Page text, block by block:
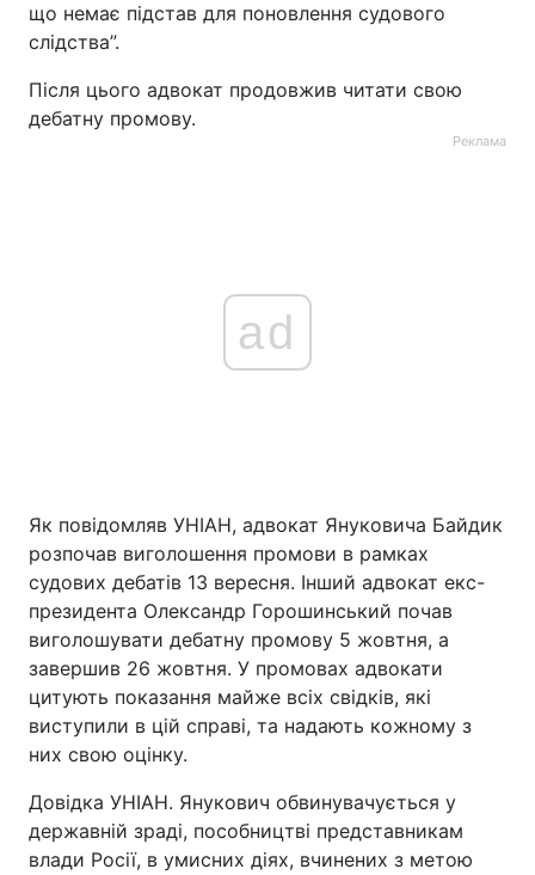
що немає підстав для поновлення судового
слідства”.
Після цього адвокат продовжив читати свою
дебатну промову.
Реклама
ad
Як повідомляв УНІАН, адвокат Януковича Байдик
розпочав виголошення промови в рамках
судових дебатів 13 вересня. Інший адвокат екс-
президента Олександр Горошинський почав
виголошувати дебатну промову 5 жовтня, а
завершив 26 жовтня. У промовах адвокати
цитують показання майже всіх свідків, які
виступили в цій справі, та надають кожному з
них свою оцінку.
Довідка УНІАН. Янукович обвинувачується у
державній зраді, пособництві представникам
влади Росії, в умисних діях, вчинених з метою